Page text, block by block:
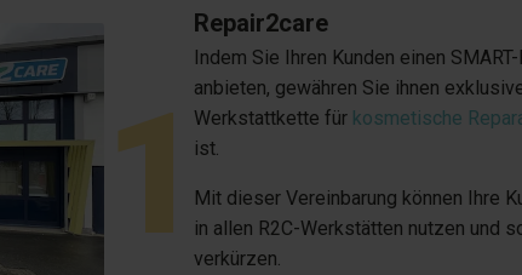
1
Repair2care
Indem Sie Ihren Kunden einen
anbieten, gewähren Sie ihnen
Werkstattkette für kosmetische
ist.
Mit dieser Vereinbarung können Ihre
in allen R2C-Werkstätten nutzen und
verkürzen.